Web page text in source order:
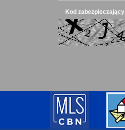
Kod zabezpieczający